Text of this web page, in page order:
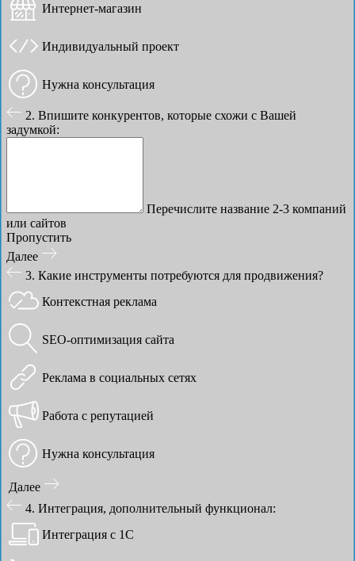
Интернет-магазин
Индивидуальный проект
Нужна консультация
2. Впишите конкурентов, которые схожи с Вашей
задумкой:
Перечислите название 2-3 компаний
или сайтов
Пропустить
Далее
3. Какие инструменты потребуются для продвижения?
Контекстная реклама
SEO-оптимизация сайта
Реклама в социальных сетях
Работа с репутацией
Нужна консультация
Далее
4. Интеграция, дополнительный функционал:
Интеграция с 1С